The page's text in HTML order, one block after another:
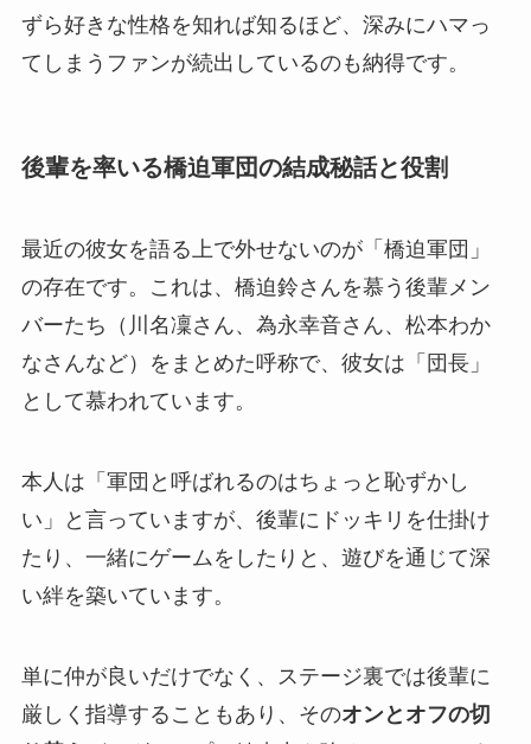
ずら好きな性格を知れば知るほど、深みにハマっ
てしまうファンが続出しているのも納得です。
後輩を率いる橋迫軍団の結成秘話と役割
最近の彼女を語る上で外せないのが「橋迫軍団」
の存在です。これは、橋迫鈴さんを慕う後輩メン
バーたち（川名凜さん、為永幸音さん、松本わか
なさんなど）をまとめた呼称で、彼女は「団長」
として慕われています。
本人は「軍団と呼ばれるのはちょっと恥ずかし
い」と言っていますが、後輩にドッキリを仕掛け
たり、一緒にゲームをしたりと、遊びを通じて深
い絆を築いています。
単に仲が良いだけでなく、ステージ裏では後輩に
厳しく指導することもあり、そのオンとオフの切